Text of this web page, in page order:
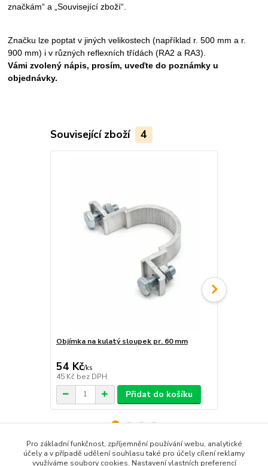
značkám“ a „Související zboží“.
Značku lze poptat v jiných velikostech (například r. 500 mm a r.
900 mm) i v různých reflexních třídách (RA2 a RA3).
Vámi zvolený nápis, prosím, uveďte do poznámky u
objednávky.
Související zboží 4
Objímka na kulatý sloupek pr. 60 mm
54 Kč/ks
45 Kč bez DPH
Přidat do košíku
Pro základní funkčnost, zpříjemnění používání webu, analytické
účely a v případě udělení souhlasu také pro účely cílení reklamy
využíváme soubory cookies. Nastavení vlastních preferencí